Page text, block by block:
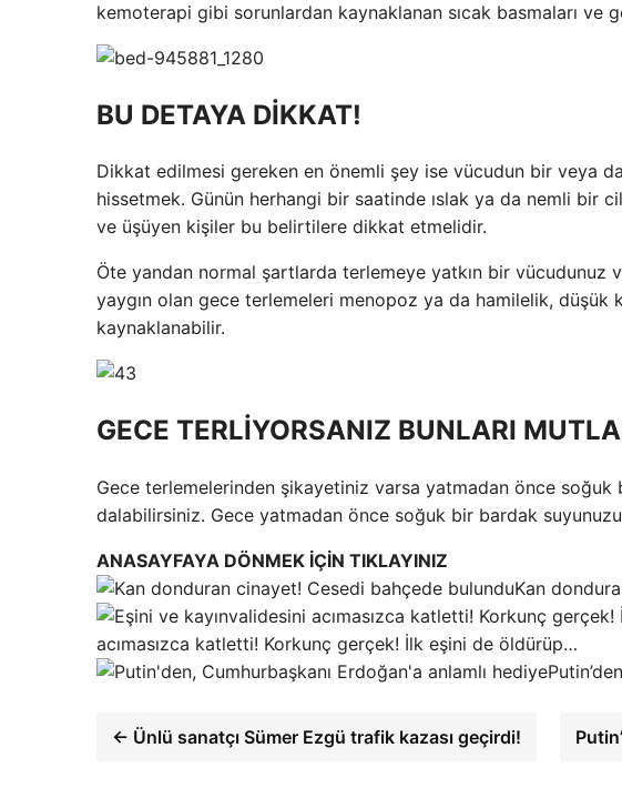
kemoterapi gibi sorunlardan kaynaklanan sıcak basmaları ve
BU DETAYA DİKKAT!
Dikkat edilmesi gereken en önemli şey ise vücudun bir veya
hissetmek. Günün herhangi bir saatinde ıslak ya da nemli bir
ve üşüyen kişiler bu belirtilere dikkat etmelidir.
Öte yandan normal şartlarda terlemeye yatkın bir
yaygın olan gece terlemeleri menopoz ya da hamilelik, düşük
kaynaklanabilir.
GECE TERLİYORSANIZ BUNLARI
Gece terlemelerinden şikayetiniz varsa yatmadan önce
dalabilirsiniz. Gece yatmadan önce soğuk bir bardak
ANASAYFAYA DÖNMEK İÇİN TIKLAYINIZ
Kan
acımasızca katletti! Korkunç gerçek! İlk eşini de öldürüp…
← Ünlü sanatçı Sümer Ezgü trafik kazası geçirdi!